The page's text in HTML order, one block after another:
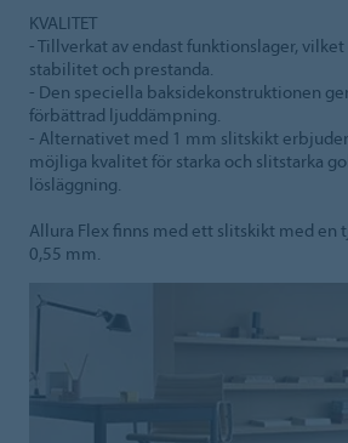
KVALITET
- Tillverkat av endast funktionslager,
stabilitet och prestanda.
- Den speciella baksidekonstruktionen
förbättrad ljuddämpning.
- Alternativet med 1 mm slitskikt
möjliga kvalitet för starka och slitstarka
lösläggning.
Allura Flex finns med ett slitskikt med en
0,55 mm.